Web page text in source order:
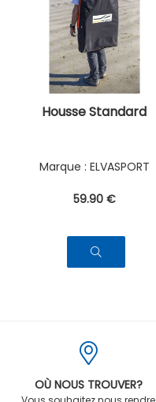
Housse Standard
ELVASPORT
59.90 €
OÙ NOUS TROUVER?